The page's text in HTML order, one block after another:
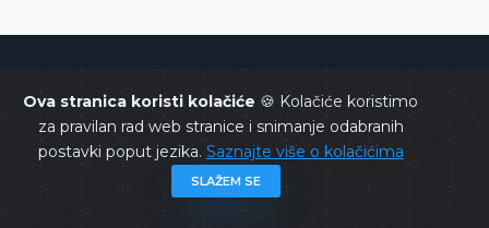
Ova stranica koristi kolačiće 🍪 Kolačiće koristimo
za pravilan rad web stranice i snimanje odabranih
postavki poput jezika. Saznajte više o kolačićima
SLAŽEM SE
Ustavni sud BiH